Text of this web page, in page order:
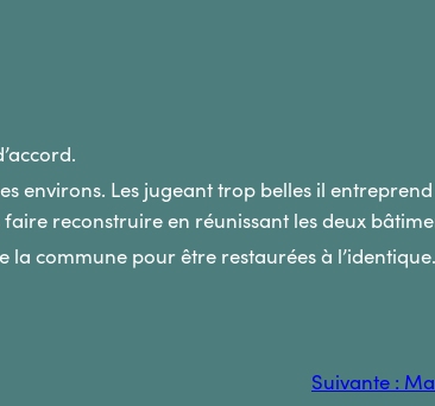
environs. Les jugeant trop belles il
reconstruire en réunissant les deux
la commune pour être restaurées à l’identique.
Suivante :